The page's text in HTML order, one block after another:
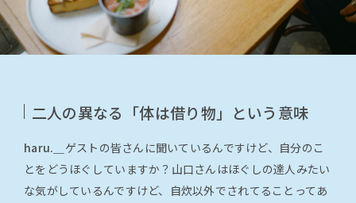
二人の異なる「体は借り物」という意味
haru.＿ ゲストの皆さんに聞いているんですけど、自分のこ
とをどうほぐしていますか？山口さんはほぐしの達人みたい
な気がしているんですけど、自炊以外でされてることってあ